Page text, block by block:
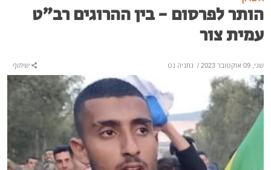
הותר לפרסום - בין ההרוגים רב"ט
עמית צור
שני, 09 אוקטובר 2023 / נתניה נט שיתוף